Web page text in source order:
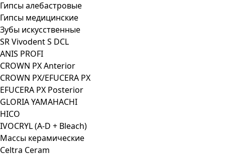
Гипсы алебастровые
Гипсы медицинские
Зубы искусственные
SR Vivodent S DCL
ANIS PROFI
CROWN PX Anterior
CROWN PX/EFUCERA PX
EFUCERA PX Posterior
GLORIA YAMAHACHI
HICO
IVOCRYL (A-D + Bleach)
Массы керамические
Celtra Ceram